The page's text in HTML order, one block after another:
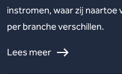
instromen, waar zij naartoe
per branche verschillen.
Lees meer